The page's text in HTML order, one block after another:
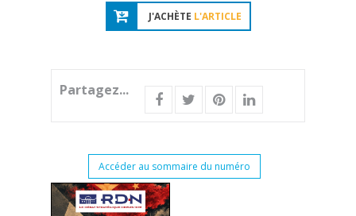
J'ACHÈTE L'ARTICLE
Partagez...
Accéder au sommaire du numéro